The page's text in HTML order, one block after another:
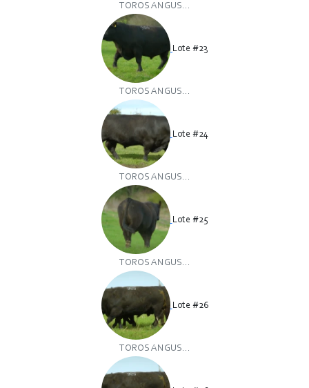
TOROS ANGUS...
Lote #23
TOROS ANGUS...
Lote #24
TOROS ANGUS...
Lote #25
TOROS ANGUS...
Lote #26
TOROS ANGUS...